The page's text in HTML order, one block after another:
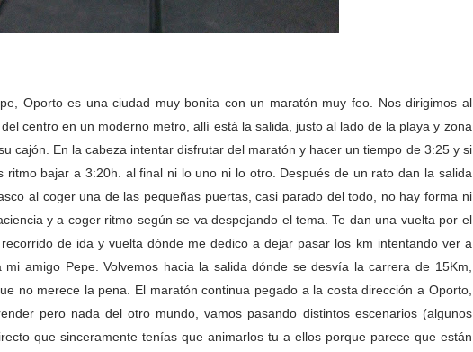
Oporto es una ciudad muy bonita con un maratón muy feo. Nos dirigimos al
centro en un moderno metro, allí está la salida, justo al lado de la playa y zona
cajón. En la cabeza intentar disfrutar del maratón y hacer un tiempo de 3:25 y si
ritmo bajar a 3:20h. al final ni lo uno ni lo otro. Después de un rato dan la salida
al coger una de las pequeñas puertas, casi parado del todo, no hay forma ni
y a coger ritmo según se va despejando el tema. Te dan una vuelta por el
de ida y vuelta dónde me dedico a dejar pasar los km intentando ver a
amigo Pepe. Volvemos hacia la salida dónde se desvía la carrera de 15Km,
no merece la pena. El maratón continua pegado a la costa dirección a Oporto,
pero nada del otro mundo, vamos pasando distintos escenarios (algunos
que sinceramente tenías que animarlos tu a ellos porque parece que están